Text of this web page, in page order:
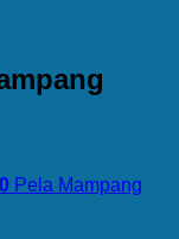
Pela Mampang